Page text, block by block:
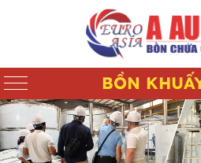
BỒN